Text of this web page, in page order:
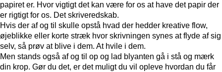
papiret er. Hvor vigtigt det kan være for os at have det papir der
er rigtigt for os. Det skriveredskab.
Hvis der af og til skulle opstå hvad der hedder kreative flow,
øjeblikke eller korte stræk hvor skrivningen synes at flyde af sig
selv, så prøv at blive i dem. At hvile i dem.
Men stands også af og til op og lad blyanten gå i stå og mærk
din krop. Gør du det, er det muligt du vil opleve hvordan du får